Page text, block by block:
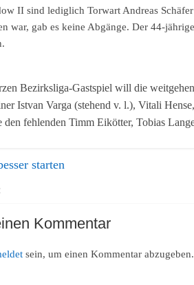
II sind lediglich Torwart Andreas
war, gab es keine Abgänge. Der 44-
Bezirksliga-Gastspiel will die
Istvan Varga (stehend v. l.), Vitali
den fehlenden Timm Eikötter, Tobias
starten
Kommentar
sein, um einen Kommentar abzugeben.